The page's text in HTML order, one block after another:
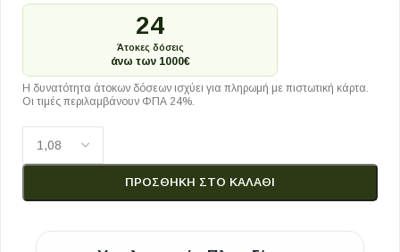
24
Άτοκες δόσεις
άνω των 1000€
Η δυνατότητα άτοκων δόσεων ισχύει για πληρωμή με πιστωτική κάρτα.
Οι τιμές περιλαμβάνουν ΦΠΑ 24%.
ΠΡΟΣΘΉΚΗ ΣΤΟ ΚΑΛΆΘΙ